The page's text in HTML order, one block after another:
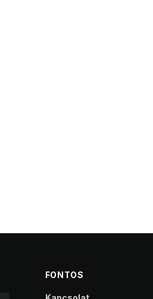
FONTOS